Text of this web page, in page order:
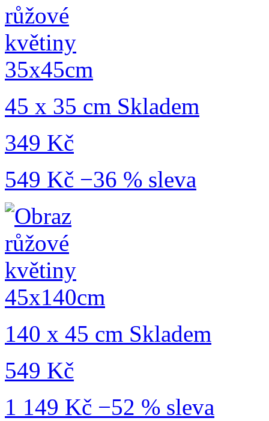
45 x 35 cm Skladem
349 Kč
549 Kč −36 % sleva
140 x 45 cm Skladem
549 Kč
1 149 Kč −52 % sleva